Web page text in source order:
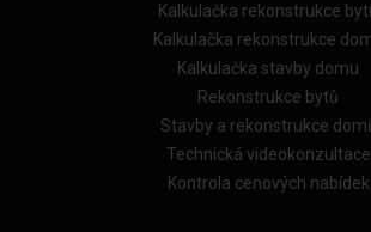
Kalkulačka rekonstrukce
Kalkulačka rekonstrukce
Kalkulačka stavby domu
Rekonstrukce bytů
Stavby a rekonstrukce
Technická videokonzultace
Kontrola cenových nabídek